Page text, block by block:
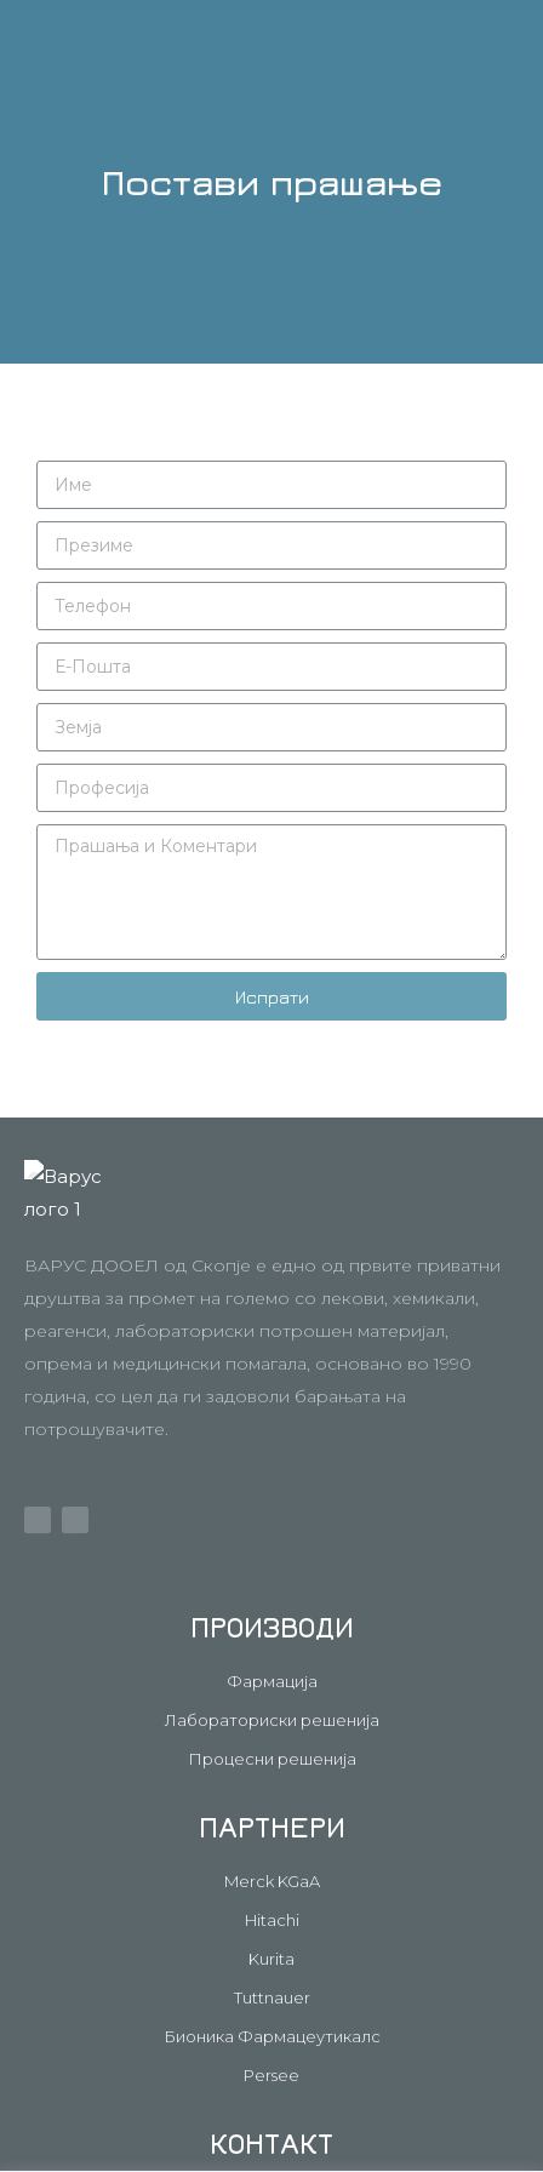
Постави прашање
You are here:
Испрати
ВАРУС ДООЕЛ од Скопје е едно од првите приватни
друштва за промет на големо со лекови, хемикали,
реагенси, лабораториски потрошен материјал,
опрема и медицински помагала, основано во 1990
година, со цел да ги задоволи барањата на
потрошувачите.
ПРОИЗВОДИ
Фармација
Лабораториски решенија
Процесни решенија
ПАРТНЕРИ
Merck KGaA
Hitachi
Kurita
Tuttnauer
Бионика Фармацеутикалс
Persee
КОНТАКТ